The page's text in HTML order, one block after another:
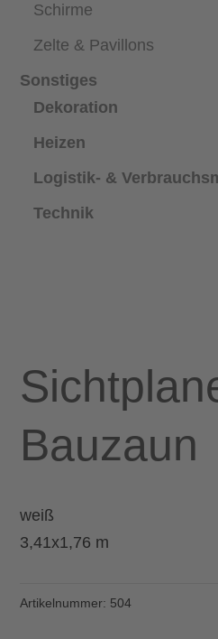
Schirme
Zelte & Pavillons
Sonstiges
Dekoration
Heizen
Logistik- &
Technik
Bauzaun
weiß
3,41x1,76 m
Artikelnummer: 504